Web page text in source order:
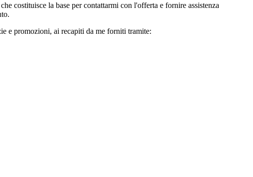
costituisce la base per contattarmi con l'offerta e fornire assistenza
e promozioni, ai recapiti da me forniti tramite: